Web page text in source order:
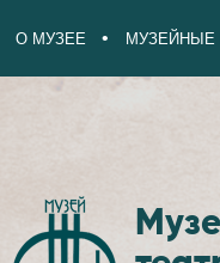
О МУЗЕЕ МУЗЕЙНЫЕ